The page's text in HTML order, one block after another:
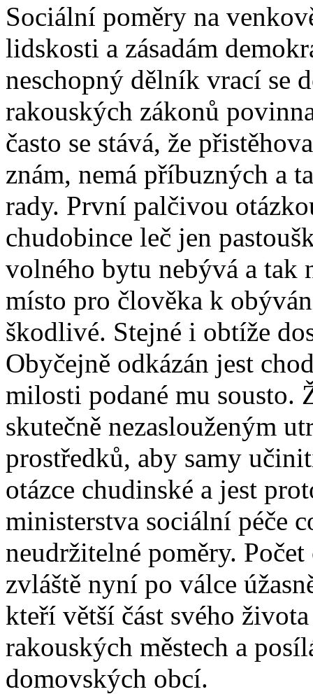
Sociální poměry na
lidskosti a zásadám
neschopný dělník vrací se
rakouských zákonů
často se stává, že
znám, nemá příbuzných a
rady. První palčivou
chudobince leč jen
volného bytu nebývá a tak
místo pro člověka k
škodlivé. Stejné i obtíže
Obyčejně odkázán jest
milosti podané mu sousto.
skutečně nezaslouženým
prostředků, aby samy
otázce chudinské a jest
ministerstva sociální péče
neudržitelné poměry.
zvláště nyní po válce
kteří větší část svého
rakouských městech a
domovských obcí.